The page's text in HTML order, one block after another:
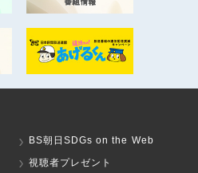
BS朝日SDGs on the Web
視聴者プレゼント